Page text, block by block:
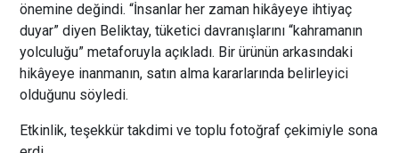
önemine değindi. “İnsanlar her zaman hikâyeye ihtiyaç
duyar” diyen Beliktay, tüketici davranışlarını “kahramanın
yolculuğu” metaforuyla açıkladı. Bir ürünün arkasındaki
hikâyeye inanmanın, satın alma kararlarında belirleyici
olduğunu söyledi.
Etkinlik, teşekkür takdimi ve toplu fotoğraf çekimiyle sona